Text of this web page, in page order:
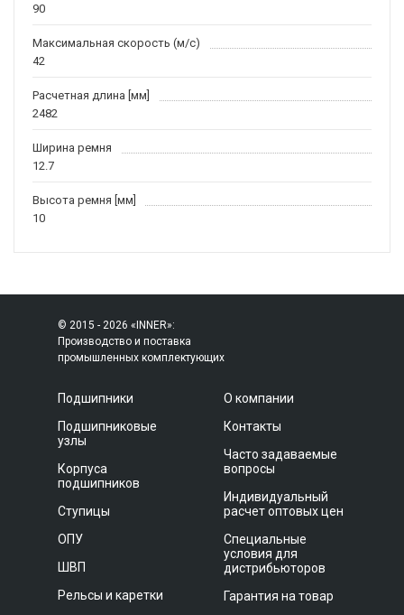
90
Максимальная скорость (м/c)
42
Расчетная длина [мм]
2482
Ширина ремня
12.7
Высота ремня [мм]
10
© 2015 - 2026 «INNER»:
Производство и поставка
промышленных комплектующих
Подшипники
Подшипниковые
узлы
Корпуса
подшипников
Ступицы
ОПУ
ШВП
Рельсы и каретки
О компании
Контакты
Часто задаваемые
вопросы
Индивидуальный
расчет оптовых цен
Специальные
условия для
дистрибьюторов
Гарантия на товар